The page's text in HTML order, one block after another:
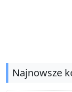
Najnowsze